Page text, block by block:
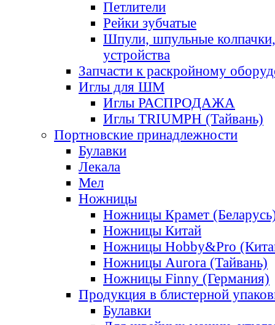
Петлители
Рейки зубчатые
Шпули, шпульные
устройства
Запчасти к раскройному
Иглы для ШМ
Иглы РАСПРОДАЖА
Иглы TRIUMPH (Тайвань)
Портновские принадлежности
Булавки
Лекала
Мел
Ножницы
Ножницы Крамет
Ножницы Китай
Ножницы Hobby&Pro
Ножницы Aurora (Тайвань)
Ножницы Finny (Германия)
Продукция в блистерной
Булавки